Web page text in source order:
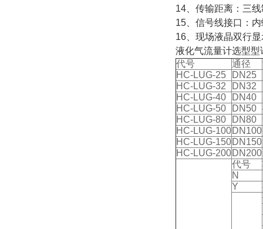
14、传输距离：三
15、信号线接口：
16、现场液晶双行
液化气流量计选型型
代号
通径
HC-LUG-25
DN25
HC-LUG-32
DN32
HC-LUG-40
DN40
HC-LUG-50
DN50
HC-LUG-80
DN80
HC-LUG-100DN100
HC-LUG-150DN150
HC-LUG-200DN200
代号
N
Y